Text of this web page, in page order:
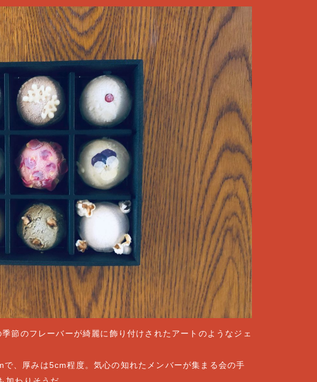
節のフレーバーが綺麗に飾り付けされたアートのようなジェ
、厚みは5cm程度。気心の知れたメンバーが集まる会の手